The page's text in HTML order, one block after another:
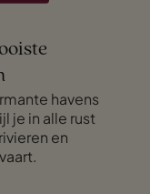
havens
je in alle rust
en